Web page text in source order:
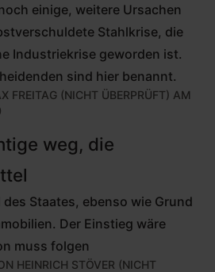
einige, weitere Ursachen
Stahlkrise, die
Industriekrise geworden ist.
sind hier benannt.
FREITAG (NICHT ÜBERPRÜFT) AM
weg, die
Staates, ebenso wie Grund
Der Einstieg wäre
muss folgen
HEINRICH STÖVER (NICHT